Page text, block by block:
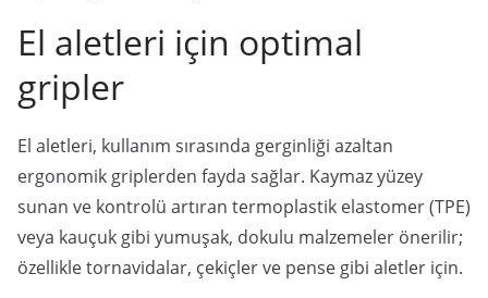
El aletleri için optimal
gripler
El aletleri, kullanım sırasında gerginliği azaltan
ergonomik griplerden fayda sağlar. Kaymaz yüzey
sunan ve kontrolü artıran termoplastik elastomer (TPE)
veya kauçuk gibi yumuşak, dokulu malzemeler önerilir;
özellikle tornavidalar, çekiçler ve pense gibi aletler için.